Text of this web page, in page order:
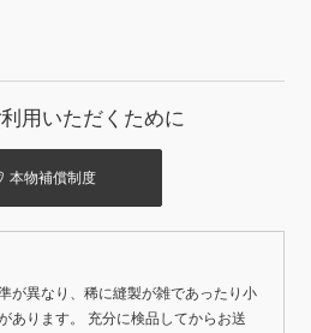
用いただくために
本物補償制度
が異なり、稀に縫製が雑であったり小
あります。 充分に検品してからお送